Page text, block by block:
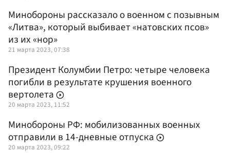
Минобороны рассказало о военном с позывным
«Литва», который выбивает «натовских псов»
из их «нор»
21 марта 2023, 07:38
Президент Колумбии Петро: четыре человека
погибли в результате крушения военного
вертолета
20 марта 2023, 11:52
Минобороны РФ: мобилизованных военных
отправили в 14-дневные отпуска
20 марта 2023, 09:22